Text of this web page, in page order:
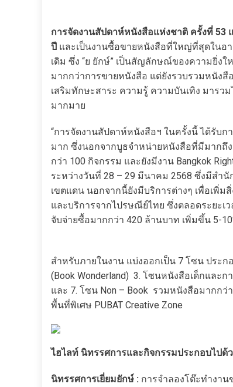
การจัดงานสัปดาห์หนังสือแห่งชาติ ครั้งที่ 53
ปี และเป็นงานซื้อขายหนังสือที่ใหญ่ที่สุดในอ
เดิม ซึ่ง “ย ยักษ์” เป็นสัญลักษณ์ของความยิ่ง
มากกว่าการขายหนังสือ แต่ยังรวบรวมหนัง
เสริมทักษะสาระ ความรู้ ความบันเทิง มารว
มากมาย
“การจัดงานสัปดาห์หนังสือฯ ในครั้งนี้ ได้รับ
มาก ซึ่งนอกจากบูธจำหน่ายหนังสือที่มีมากถึ
กว่า 100 กิจกรรม และยังมีงาน Bangkok
ระหว่างวันที่ 28 – 29 มีนาคม 2568 ซึ่งมีสำ
เขตแดน นอกจากนี้ยังมีบริการต่างๆ เพื่อเพิ่ม
และบริการจากไปรษณีย์ไทย ซึ่งตลอดระยะเ
จับจ่ายซื้อมากกว่า 420 ล้านบาท เพิ่มขึ้น 5-
สำหรับภายในงาน แบ่งออกเป็น 7 โซน ประ
(Book Wonderland) 3. โซนหนังสือเด็กและ
และ 7. โซน Non – Book รวมหนังสือมากก
พื้นที่พิเศษ PUBAT Creative Zone
ไฮไลท์ นิทรรศการและกิจกรรมประกอบไปด้
นิทรรศการเยี่ยมยักษ์ : การจำลองโต๊ะทำงา